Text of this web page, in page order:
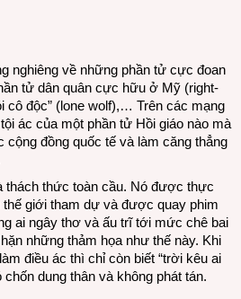
nghiêng về những phần tử cực đoan
tử dân quân cực hữu ở Mỹ (right-
cô độc” (lone wolf),… Trên các mạng
ác của một phần tử Hồi giáo nào mà
đồng quốc tế và làm căng thẳng
thách thức toàn cầu. Nó được thực
giới tham dự và được quay phim
ai ngây thơ và ấu trĩ tới mức chê bai
những thảm họa như thế này. Khi
điều ác thì chỉ còn biết “trời kêu ai
dung thân và không phát tán.